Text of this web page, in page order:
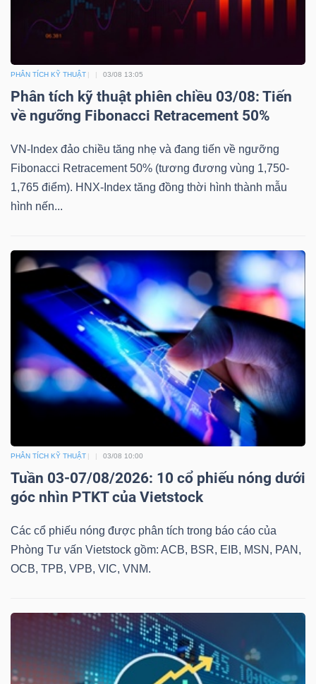
PHÂN TÍCH KỸ THUẬT 03/08 13:05
Phân tích kỹ thuật phiên chiều 03/08: Tiến
về ngưỡng Fibonacci Retracement 50%
VN-Index đảo chiều tăng nhẹ và đang tiến về ngưỡng
Fibonacci Retracement 50% (tương đương vùng 1,750-
1,765 điểm). HNX-Index tăng đồng thời hình thành mẫu
hình nến...
PHÂN TÍCH KỸ THUẬT 03/08 10:00
Tuần 03-07/08/2026: 10 cổ phiếu nóng dưới
góc nhìn PTKT của Vietstock
Các cổ phiếu nóng được phân tích trong báo cáo của
Phòng Tư vấn Vietstock gồm: ACB, BSR, EIB, MSN, PAN,
OCB, TPB, VPB, VIC, VNM.